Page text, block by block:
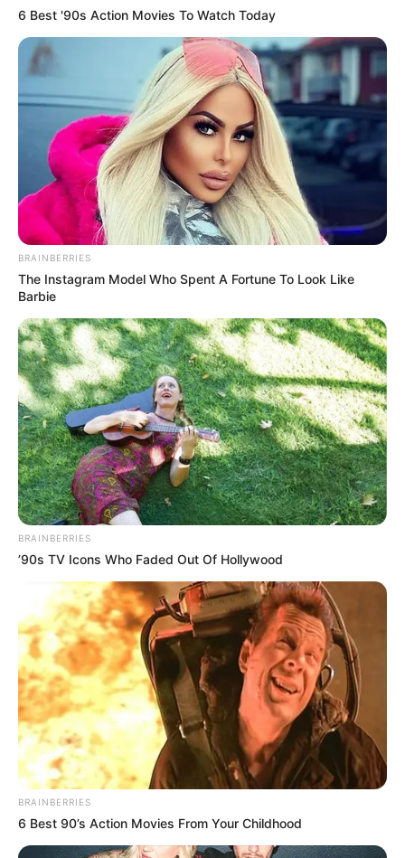
Auf diesen Seiten geht vieles nur noch mit KI im
Tourismus
Quermania folgen: Impressum & Kontakt
Smartphone Startseite
Suchen:
Auf einigen Seiten dieses Projektes sind Affiliate-
Angebote integriert. Wenn etwas darüber gebucht oder
gekauft wird, ist das eine Unterstützung, ohne dass sich
dadurch der Preis ändert.
6 Best '90s Action Movies To Watch Today
BRAINBERRIES
The Instagram Model Who Spent A Fortune To Look Like
Barbie
BRAINBERRIES
’90s TV Icons Who Faded Out Of Hollywood
BRAINBERRIES
6 Best 90’s Action Movies From Your Childhood